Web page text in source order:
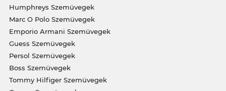
Humphreys Szemüvegek
Marc O Polo Szemüvegek
Emporio Armani Szemüvegek
Guess Szemüvegek
Persol Szemüvegek
Boss Szemüvegek
Tommy Hilfiger Szemüvegek